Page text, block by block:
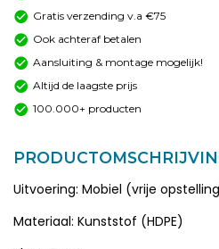
Gratis verzending v.a €75
Ook achteraf betalen
Aansluiting & montage mogelijk!
Altijd de laagste prijs
100.000+ producten
Uitvoering: Mobiel (vrije
Materiaal: Kunststof (HDPE)